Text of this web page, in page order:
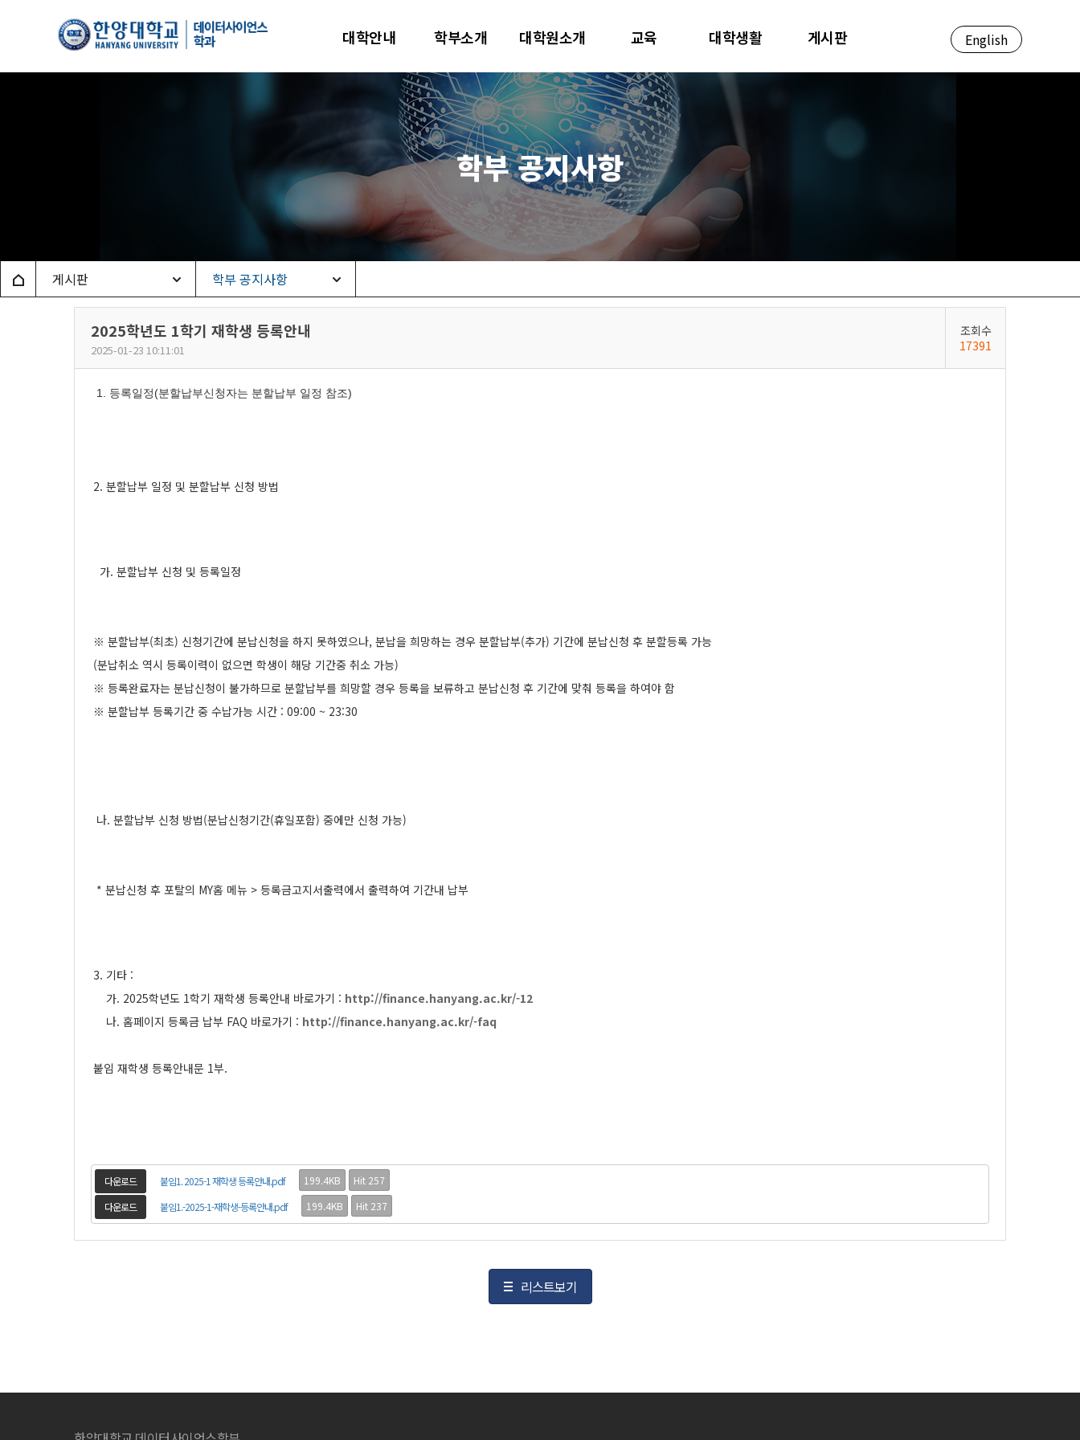
한양대학교
대학안내 학부소개 대학원소개 교육 대학생활 게시판 English
학부 공지사항
Home 게시판 학부 공지사항
2025학년도 1학기 재학생 등록안내
2025-01-23 10:11:01
조회수
17391
1. 등록일정(분할납부신청자는 분할납부 일정 참조)
2. 분할납부 일정 및 분할납부 신청 방법
가. 분할납부 신청 및 등록일정
※ 분할납부(최초) 신청기간에 분납신청을 하지 못하였으나, 분납을 희망하는 경우 분할납부(추가) 기간에 분납신청 후 분할등록 가능
(분납취소 역시 등록이력이 없으면 학생이 해당 기간중 취소 가능)
※ 등록완료자는 분납신청이 불가하므로 분할납부를 희망할 경우 등록을 보류하고 분납신청 후 기간에 맞춰 등록을 하여야 함
※ 분할납부 등록기간 중 수납가능 시간 : 09:00 ~ 23:30
나. 분할납부 신청 방법(분납신청기간(휴일포함) 중에만 신청 가능)
* 분납신청 후 포탈의 MY홈 메뉴 > 등록금고지서출력에서 출력하여 기간내 납부
3. 기타 :
가. 2025학년도 1학기 재학생 등록안내 바로가기 : http://finance.hanyang.ac.kr/-12
나. 홈페이지 등록금 납부 FAQ 바로가기 : http://finance.hanyang.ac.kr/-faq
붙임 재학생 등록안내문 1부.
다운로드 붙임1. 2025-1 재학생 등록안내.pdf 199.4KB
Hit 257
다운로드
붙임1.-2025-1-재학생-등록안내.pdf 199.4KB Hit 237
리스트보기